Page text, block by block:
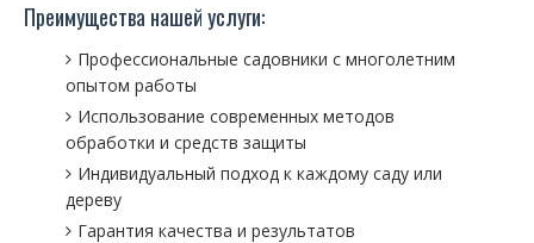
Преимущества нашей услуги:
Профессиональные садовники с многолетним
опытом работы
Использование современных методов
обработки и средств защиты
Индивидуальный подход к каждому саду или
дереву
Гарантия качества и результатов